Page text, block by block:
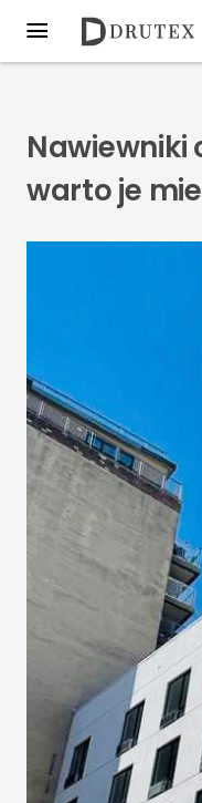
Nawiewniki
warto je